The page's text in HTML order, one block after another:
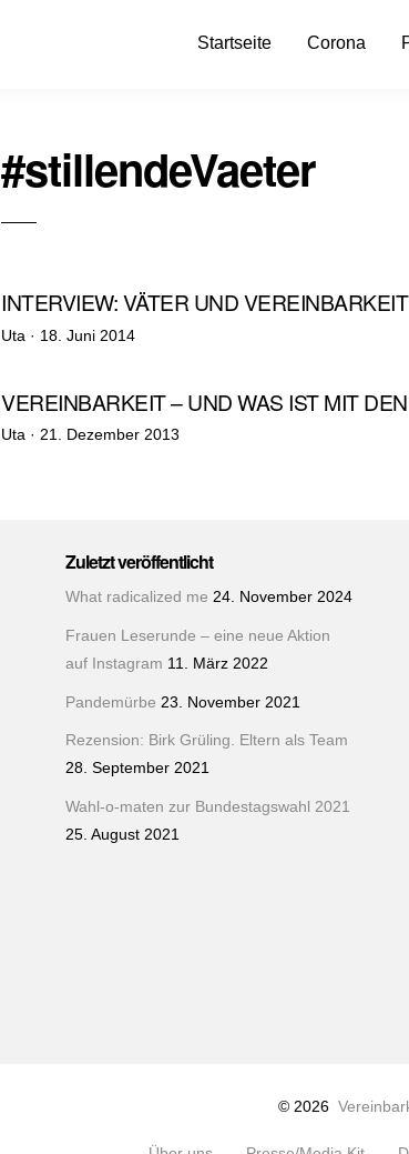
Startseite Corona
#stillendeVaeter
INTERVIEW: VÄTER UND VEREINBARKEIT
Uta · Veröffentlicht
18. Juni 2014
VEREINBARKEIT – UND WAS IST MIT
Uta · Veröffentlicht
21. Dezember 2013
Zuletzt veröffentlicht
What radicalized me 24. November 2024
Frauen Leserunde – eine neue Aktion
auf Instagram 11. März 2022
Pandemürbe 23. November 2021
Rezension: Birk Grüling. Eltern als Team
28. September 2021
Wahl-o-maten zur Bundestagswahl 2021
25. August 2021
© 2026